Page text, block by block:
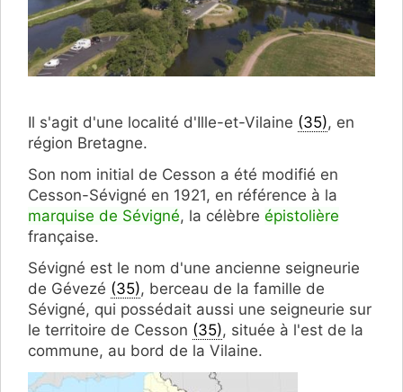
Il s'agit d'une localité d'Ille-et-Vilaine (35), en
région Bretagne.
Son nom initial de Cesson a été modifié en
Cesson-Sévigné en 1921, en référence à la
marquise de Sévigné, la célèbre épistolière
française.
Sévigné est le nom d'une ancienne seigneurie
de Gévezé (35), berceau de la famille de
Sévigné, qui possédait aussi une seigneurie sur
le territoire de Cesson (35), située à l'est de la
commune, au bord de la Vilaine.